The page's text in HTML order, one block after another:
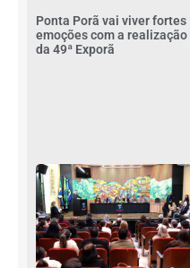
Ponta Porã vai viver fortes
emoções com a realização
da 49ª Exporã